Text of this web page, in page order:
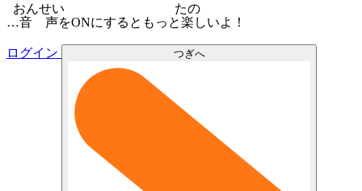
…音声
おんせい
をONにするともっと楽
たの
しいよ！
ログイン つぎへ